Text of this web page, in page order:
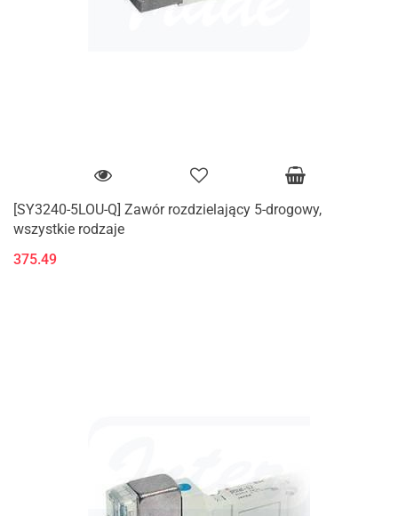
[SY3240-5LOU-Q] Zawór rozdzielający 5-drogowy,
wszystkie rodzaje
375.49